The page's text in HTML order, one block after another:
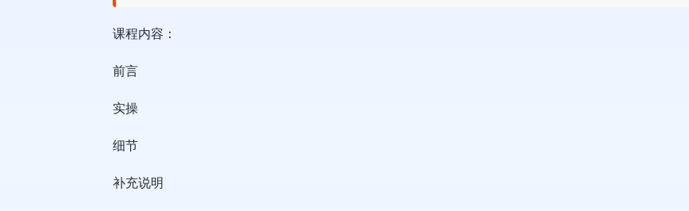
课程内容：
前言
实操
细节
补充说明